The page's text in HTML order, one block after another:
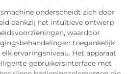
onderscheidt zich door
dankzij het intuïtieve ontwerp
waardoor
toegankelijk
ervaringsniveau. Het apparaat
gebruikersinterface met